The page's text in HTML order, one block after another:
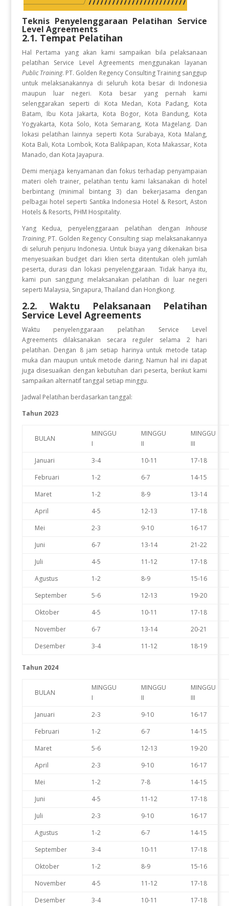
Teknis Penyelenggaraan Pelatihan Service
Level Agreements
2.1. Tempat Pelatihan
Hal Pertama yang akan kami sampaikan bila pelaksanaan
pelatihan Service Level Agreements menggunakan layanan
Public Training. PT. Golden Regency Consulting Training sanggup
untuk melaksanakannya di seluruh kota besar di Indonesia
maupun luar negeri. Kota besar yang pernah kami
selenggarakan seperti di Kota Medan, Kota Padang, Kota
Batam, Ibu Kota Jakarta, Kota Bogor, Kota Bandung, Kota
Yogyakarta, Kota Solo, Kota Semarang, Kota Magelang. Dan
lokasi pelatihan lainnya seperti Kota Surabaya, Kota Malang,
Kota Bali, Kota Lombok, Kota Balikpapan, Kota Makassar, Kota
Manado, dan Kota Jayapura.
Demi menjaga kenyamanan dan fokus terhadap penyampaian
materi oleh trainer, pelatihan tentu kami laksanakan di hotel
berbintang (minimal bintang 3) dan bekerjasama dengan
pelbagai hotel seperti Santika Indonesia Hotel & Resort, Aston
Hotels & Resorts, PHM Hospitality.
Yang Kedua, penyelenggaraan pelatihan denganInhouse
Training, PT. Golden Regency Consulting siap melaksanakannya
di seluruh penjuru Indonesia. Untuk biaya yang dikenakan bisa
menyesuaikan budget dari klien serta ditentukan oleh jumlah
peserta, durasi dan lokasi penyelenggaraan. Tidak hanya itu,
kami pun sanggung melaksanakan pelatihan di luar negeri
seperti Malaysia, Singapura, Thailand dan Hongkong.
2.2. Waktu Pelaksanaan Pelatihan
Service Level Agreements
Waktu penyelenggaraan pelatihan Service Level
Agreementsdilaksanakan secara reguler selama 2 hari
pelatihan. Dengan 8 jam setiap harinya untuk metode tatap
muka dan maupun untuk metode daring. Namun hal ini dapat
juga disesuaikan dengan kebutuhan dari peserta, berikut kami
sampaikan alternatif tanggal setiap minggu.
Jadwal Pelatihan berdasarkan tanggal:
Tahun 2023
BULAN
MINGGU
I
MINGGU
II
MINGGU
III
Januari
3-4 10-11
17-18
Februari
1-2 6-7
14-15
Maret
1-2 8-9
13-14
April
4-5 12-13
17-18
Mei
2-3 9-10
16-17
Juni
6-7 13-14
21-22
Juli
4-5 11-12
17-18
Agustus
1-2 8-9
15-16
September
5-6 12-13
19-20
Oktober
4-5 10-11
17-18
November
6-7 13-14
20-21
Desember
3-4 11-12 18-19
Tahun 2024
BULAN
MINGGU
I
MINGGU
II
MINGGU
III
Januari
2-3 9-10
16-17
Februari
1-2 6-7
14-15
Maret
5-6 12-13
19-20
April
2-3 9-10
16-17
Mei
1-2 7-8
14-15
Juni
4-5 11-12
17-18
Juli
2-3 9-10
16-17
Agustus
1-2 6-7
14-15
September
3-4 10-11
17-18
Oktober
1-2 8-9
15-16
November
4-5 11-12
17-18
Desember
3-4 10-11 17-18